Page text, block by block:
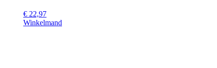
€ 22,97
Winkelmand